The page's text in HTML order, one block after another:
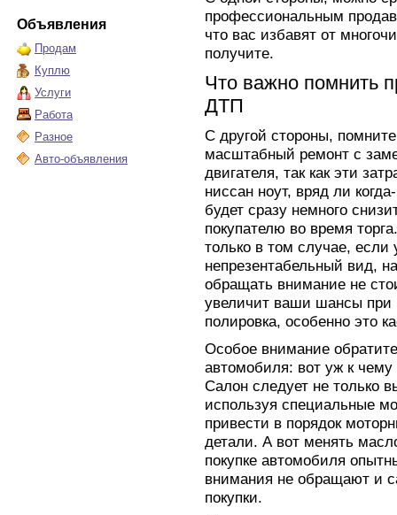
Объявления
Продам
Куплю
Услуги
Работа
Разное
Авто-объявления
профессиональным
что вас избавят от
получите.
Что важно помнить
ДТП
С другой стороны,
масштабный ремонт с
двигателя, так как эти
ниссан ноут, вряд ли
будет сразу немного
покупателю во время
только в том случае,
непрезентабельный вид,
обращать внимание не
увеличит ваши шансы при
полировка, особенно это
Особое внимание
автомобиля: вот уж к
Салон следует не только
используя специальные
привести в порядок
детали. А вот менять
покупке автомобиля
внимания не обращают и
покупки.